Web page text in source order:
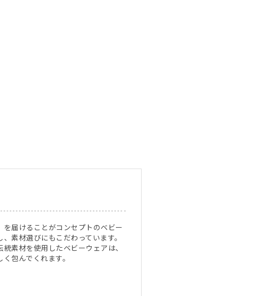
届けることがコンセプトのベビー
素材選びにもこだわっています。
素材を使用したベビーウェアは、
包んでくれます。